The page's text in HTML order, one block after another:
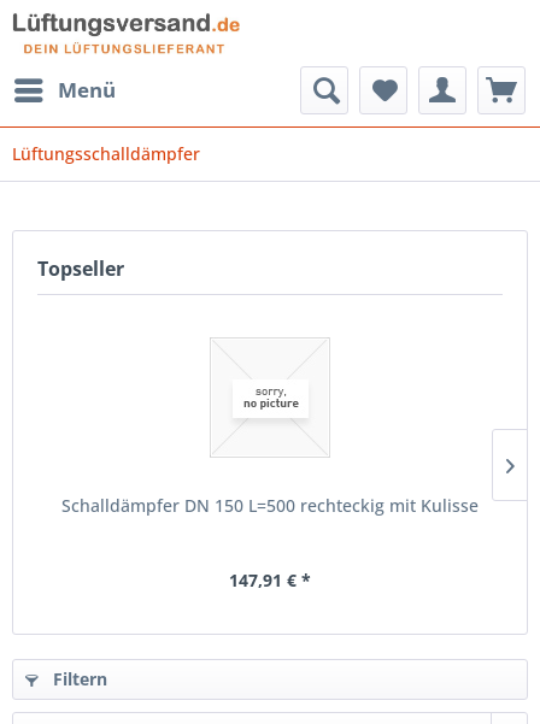
Menü
Lüftungsschalldämpfer
Topseller
Schalldämpfer DN 150 L=500 rechteckig mit Kulisse
147,91 € *
Filtern